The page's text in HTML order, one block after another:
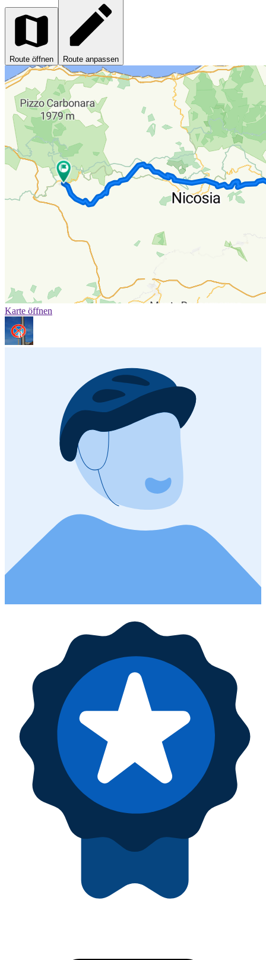
Route öffnen Route anpassen
Karte öffnen